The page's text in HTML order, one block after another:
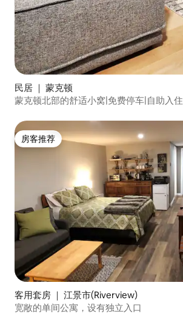
民居 ｜ 蒙克顿
蒙克顿北部的舒适小窝|免费停车|自助入住
房客推荐
房客推荐
客用套房 ｜ 江景市(Riverview)
宽敞的单间公寓，设有独立入口